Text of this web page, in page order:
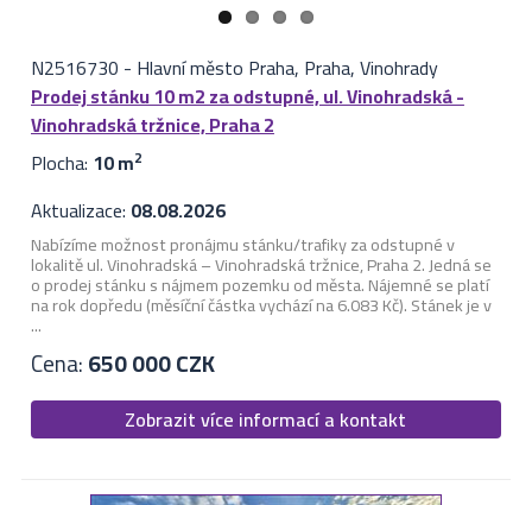
N2516730 - Hlavní město Praha, Praha, Vinohrady
Prodej stánku 10 m2 za odstupné, ul. Vinohradská -
Vinohradská tržnice, Praha 2
Plocha: 10 m2
Aktualizace: 08.08.2026
Nabízíme možnost pronájmu stánku/trafiky za odstupné v
lokalitě ul. Vinohradská – Vinohradská tržnice, Praha 2. Jedná se
o prodej stánku s nájmem pozemku od města. Nájemné se platí
na rok dopředu (měsíční částka vychází na 6.083 Kč). Stánek je v
...
Cena:650 000 CZK
Zobrazit více informací a kontakt